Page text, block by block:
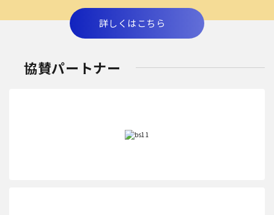
詳しくはこちら
協賛パートナー